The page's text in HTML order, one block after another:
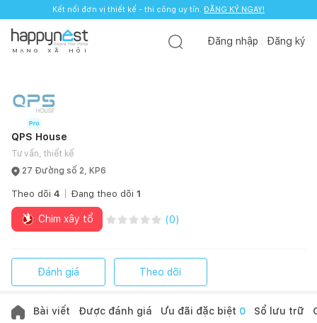
Kết nối đơn vị thiết kế - thi công uy tín. ĐĂNG KÝ NGAY!
M Ạ N G X Ã H Ộ I
Đăng nhập Đăng ký
QPS House
Tư vấn, thiết kế
27 Đường số 2, KP6
Theo dõi 4 Đang theo dõi 1
Chim xây tổ (0)
Đánh giá Theo dõi
Bài viết Được đánh giá Ưu đãi đặc biệt 0 Sổ lưu trữ